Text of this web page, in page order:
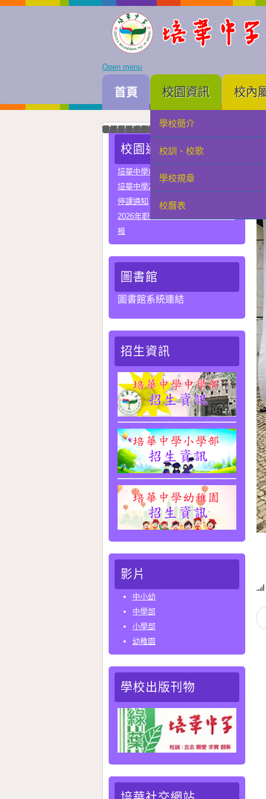
Open menu
首頁 校園資訊
學校簡介
校訓、校歌
學校規章
校曆表
校內
我校與河南省實驗中學正式締結姐妹校
培華中學建校三十周年暨智慧教學及科技教育
智慧教學及科技教育成果展一眾主禮嘉賓為成
中國優秀運動員王麗與我校簽署合作協議共育體
李秋林校長與孫詠雅副校長率領學生代表出席
2025年度中學畢業典禮高三畢業生與嘉賓合照
我校與澳門理工大學正式署合作協議
我校與澳門電訊正式簽署人工智能合作協議
我校與珠海市金灣區四季學校締結姐妹學校
我校男子D組在第四十九屆學界籃球比賽中榮獲
學科常識問答比賽圓滿落幕嘉賓、行政、老師
在第三十四屆校際戲劇比賽中我校小學組榮獲
在第三十四屆校際戲劇比賽中我校中學組A隊
在第三十四屆校際戲劇比賽中我校中學組B隊榮
我校與常州市第一中學締結姐妹學校
我校在第四十四屆校際舞蹈比賽榮獲小學組優良
我校在第四十四屆校際舞蹈比賽榮獲中學組甲級
校園通告
培華中學收費項目一覽表
培華中學2024-2025學年報名費
停課通知
2026年职业教育国家教学成果奖申
报
圖書館
圖書館系統連結
招生資訊
影片
中小幼
中學部
小學部
幼稚園
學校出版刊物